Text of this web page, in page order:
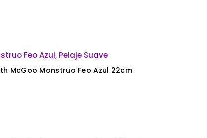
McGoo Monstruo Feo Azul 22cm